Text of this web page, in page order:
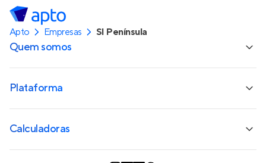
Apto Empresas SI Península
Quem somos
Plataforma
Calculadoras